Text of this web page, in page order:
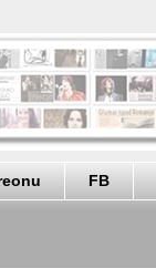
FB